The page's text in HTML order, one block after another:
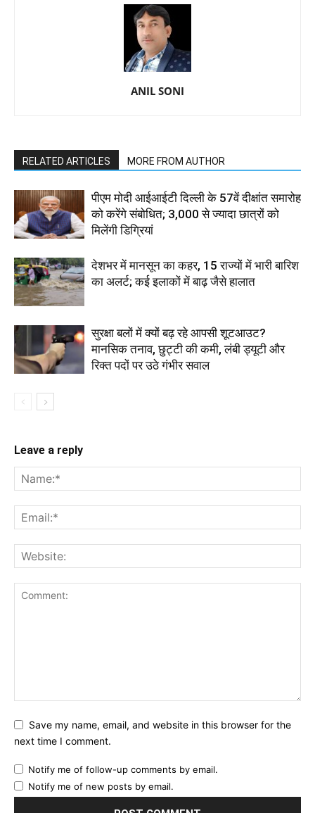
ANIL SONI
RELATED ARTICLES MORE FROM AUTHOR
पीएम मोदी आईआईटी दिल्ली के 57वें दीक्षांत समारोह
को करेंगे संबोधित; 3,000 से ज्यादा छात्रों को
मिलेंगी डिग्रियां
देशभर में मानसून का कहर, 15 राज्यों में भारी बारिश
का अलर्ट; कई इलाकों में बाढ़ जैसे हालात
सुरक्षा बलों में क्यों बढ़ रहे आपसी शूटआउट?
मानसिक तनाव, छुट्टी की कमी, लंबी ड्यूटी और
रिक्त पदों पर उठे गंभीर सवाल
Leave a reply
Save my name, email, and website in this browser for the
next time I comment.
Notify me of follow-up comments by email.
Notify me of new posts by email.